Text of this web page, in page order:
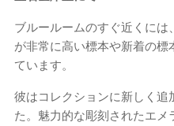
ブルールームのすぐ近くに
が非常に高い標本や新着の
ています。
彼はコレクションに新しく追
た。魅力的な彫刻されたエ